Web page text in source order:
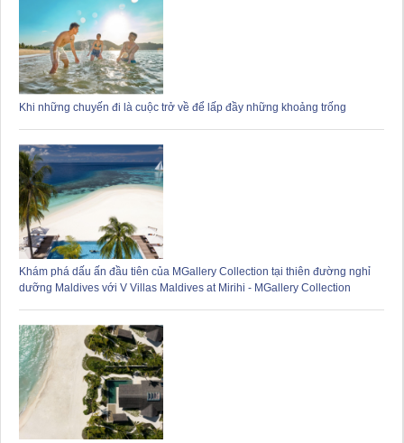
Khi những chuyến đi là cuộc trở về để lấp đầy những khoảng trống
Khám phá dấu ấn đầu tiên của MGallery Collection tại thiên đường nghỉ
dưỡng Maldives với V Villas Maldives at Mirihi - MGallery Collection